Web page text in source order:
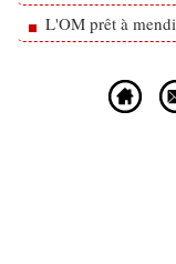
L'OM prêt à